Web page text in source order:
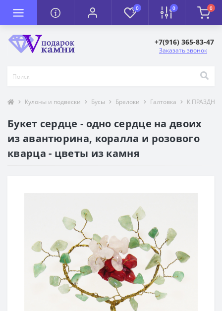
0 0 0
+7(916) 365-83-47
Заказать звонок
Кулоны и подвески Бусы Брелоки Галтовка К
Букет сердце - одно сердце на двоих
из авантюрина, коралла и розового
кварца - цветы из камня